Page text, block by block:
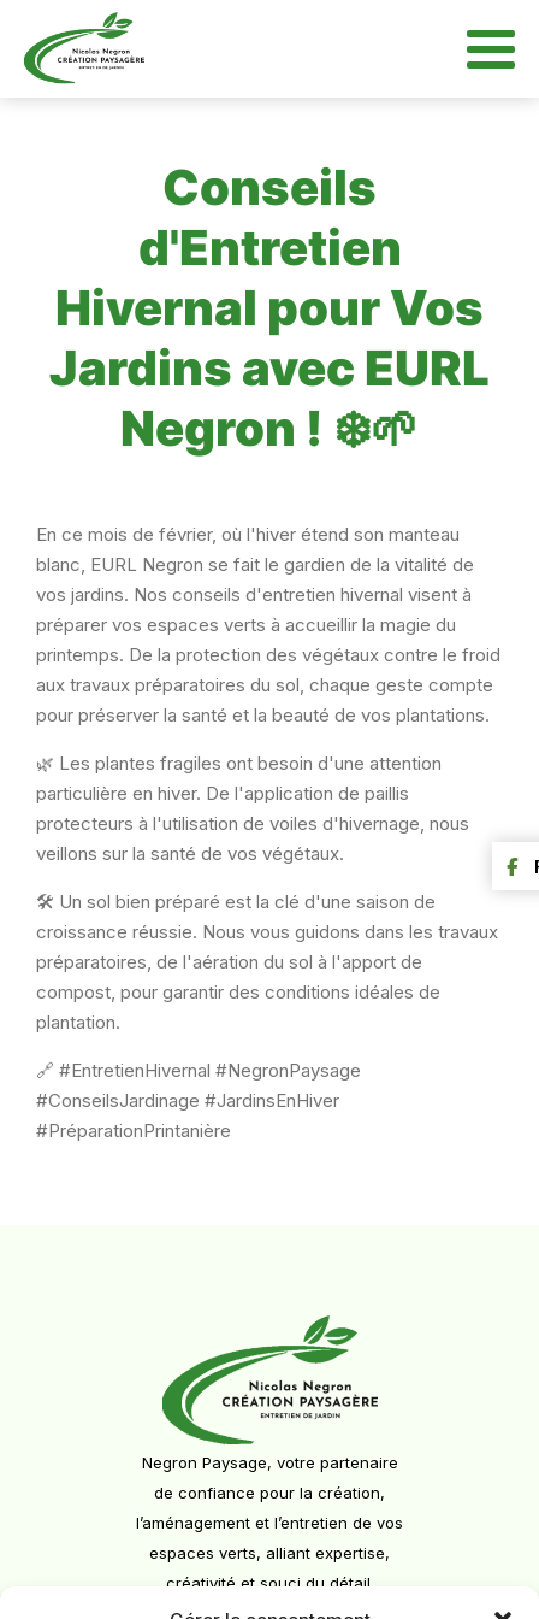
Conseils
d'Entretien
Hivernal pour Vos
Jardins avec EURL
Negron ! ❄️🌱
En ce mois de février, où l'hiver étend son manteau
blanc, EURL Negron se fait le gardien de la vitalité de
vos jardins. Nos conseils d'entretien hivernal visent à
préparer vos espaces verts à accueillir la magie du
printemps. De la protection des végétaux contre le froid
aux travaux préparatoires du sol, chaque geste compte
pour préserver la santé et la beauté de vos plantations.
🌿 Les plantes fragiles ont besoin d'une attention
particulière en hiver. De l'application de paillis
protecteurs à l'utilisation de voiles d'hivernage, nous
veillons sur la santé de vos végétaux.
🛠️ Un sol bien préparé est la clé d'une saison de
croissance réussie. Nous vous guidons dans les travaux
préparatoires, de l'aération du sol à l'apport de
compost, pour garantir des conditions idéales de
plantation.
🔗 #EntretienHivernal #NegronPaysage
#ConseilsJardinage #JardinsEnHiver
#PréparationPrintanière
Negron Paysage, votre partenaire
de confiance pour la création,
l’aménagement et l’entretien de vos
espaces verts, alliant expertise,
créativité et souci du détail.